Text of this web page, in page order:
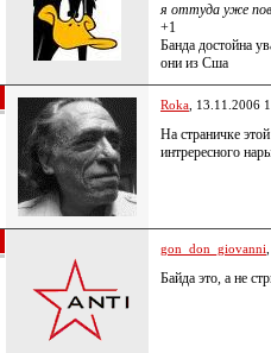
я оттуда уже
+1
Банда достойна
они из Сша
Roka , 13.11.2006
На страничке
интрересного
gon_don_giovanni
Байда это, а не